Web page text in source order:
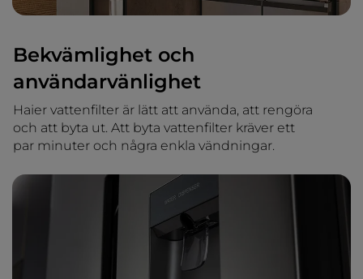
Bekvämlighet och
användarvänlighet
Haier vattenfilter är lätt att använda, att rengöra
och att byta ut. Att byta vattenfilter kräver ett
par minuter och några enkla vändningar.